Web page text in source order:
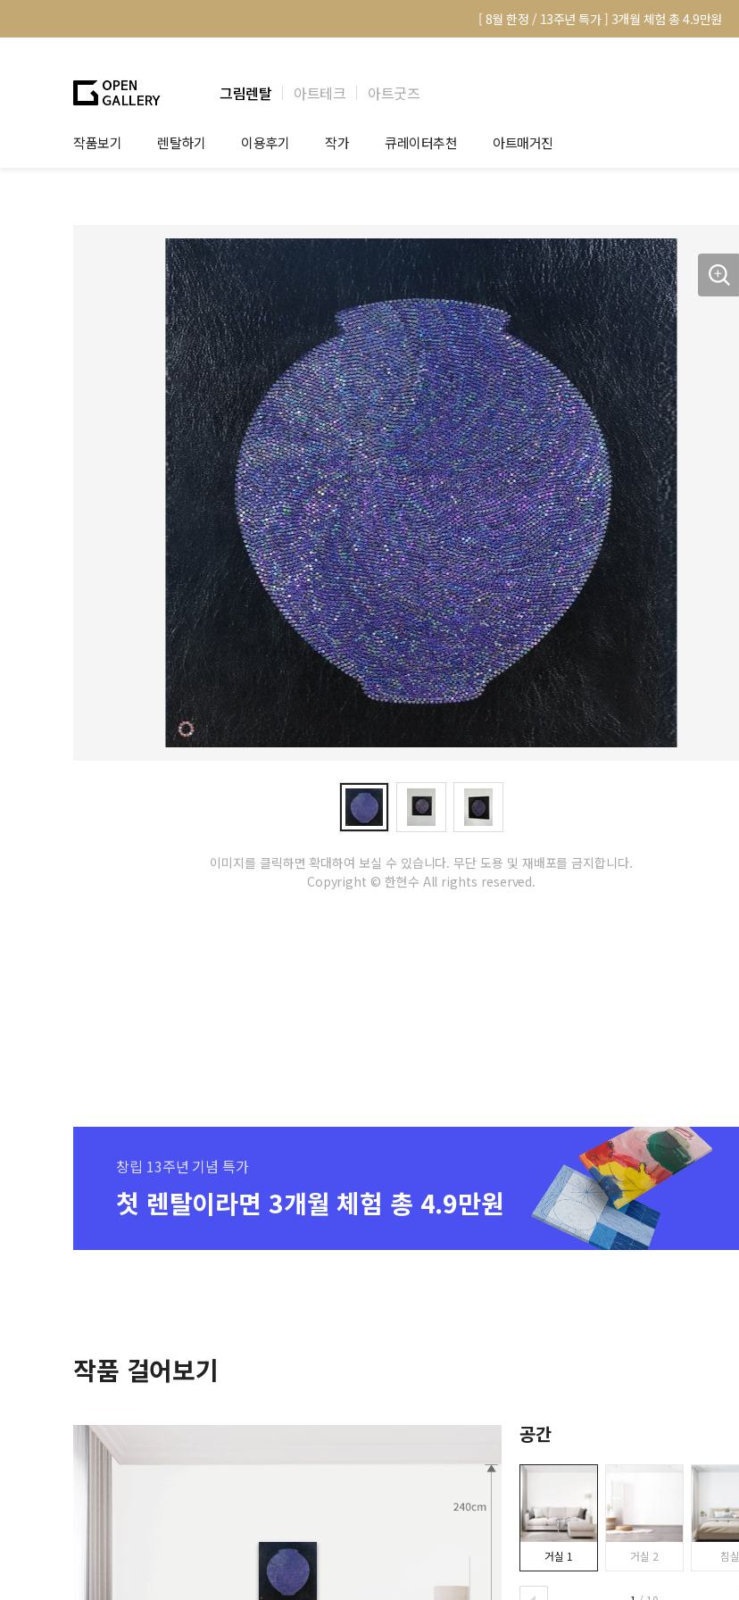
[ 8월 한정 / 13주년 특가 ] 3개월 체험 총 4.9만원
그림렌탈 아트테크 아트굿즈
작품보기 렌탈하기
기프트카드
이용후기
셀럽 인터뷰
작가 큐레이터추천
그림인테리어 Tip
테마별 추천
아트매거진
아트 딕셔너리
이미지를 클릭하면 확대하여 보실 수 있습니다. 무단 도용 및 재배포를 금지합니다.
Copyright © 한현수 All rights reserved.
창립 13주년 기념 특가
첫 렌탈이라면 3개월 체험 총 4.9만원
작품 걸어보기
공간
거실 1 거실 2 침실